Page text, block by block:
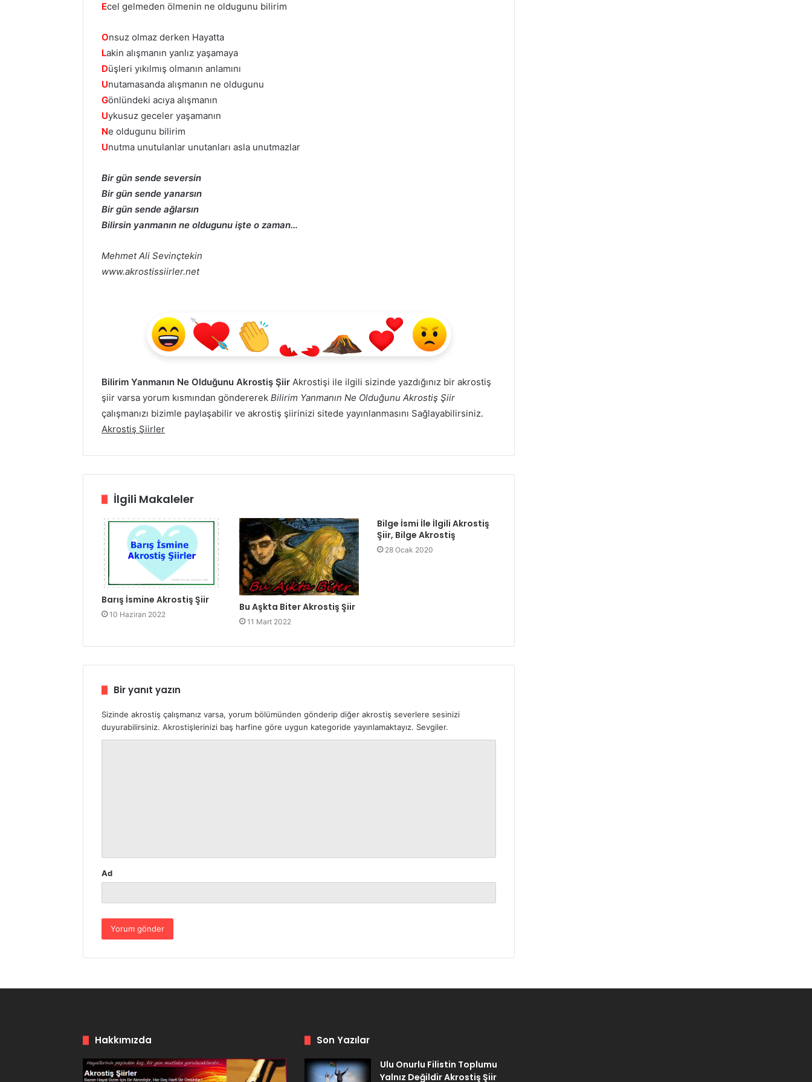
Ecel gelmeden ölmenin ne oldugunu bilirim
Onsuz olmaz derken Hayatta
Lakin alışmanın yanlız yaşamaya
Düşleri yıkılmış olmanın anlamını
Unutamasanda alışmanın ne oldugunu
Gönlündeki acıya alışmanın
Uykusuz geceler yaşamanın
Ne oldugunu bilirim
Unutma unutulanlar unutanları asla unutmazlar
Bir gün sende seversin
Bir gün sende yanarsın
Bir gün sende ağlarsın
Bilirsin yanmanın ne oldugunu işte o zaman…
Mehmet Ali Sevinçtekin
www.akrostissiirler.net
Bilirim Yanmanın Ne Olduğunu Akrostiş Şiir Akrostişi ile ilgili sizinde yazdığınız bir akrostiş
şiir varsa yorum kısmından göndererek Bilirim Yanmanın Ne Olduğunu Akrostiş Şiir
çalışmanızı bizimle paylaşabilir ve akrostiş şiirinizi sitede yayınlanmasını Sağlayabilirsiniz.
Akrostiş Şiirler
İlgili Makaleler
Barış İsmine Akrostiş Şiir
10 Haziran 2022
Bu Aşkta Biter Akrostiş Şiir
11 Mart 2022
Bilge İsmi İle İlgili Akrostiş
Şiir, Bilge Akrostiş
28 Ocak 2020
Bir yanıt yazın
Sizinde akrostiş çalışmanız varsa, yorum bölümünden gönderip diğer akrostiş severlere sesinizi
duyurabilirsiniz. Akrostişlerinizi baş harfine göre uygun kategoride yayınlamaktayız. Sevgiler.
Ad
Hakkımızda Son Yazılar
Ulu Onurlu Filistin Toplumu
Yalnız Değildir Akrostiş Şiir